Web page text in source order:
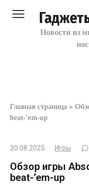
Новости из
Главная страница »
beat-’em-up
20.08.2025 Игры
Обзор игры
beat-’em-up